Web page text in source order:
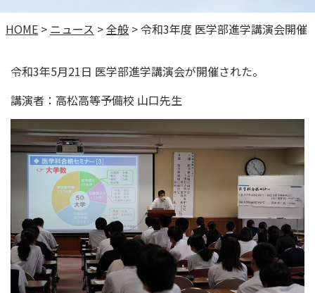
HOME > ニュース >全般 >令和3年度 医学部進学講演会開催
令和3年5月21日 医学部進学講演会が開催された。
講演者：高松高等予備校 山口先生